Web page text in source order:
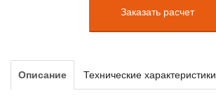
Заказать расчет
Описание Технические характеристики